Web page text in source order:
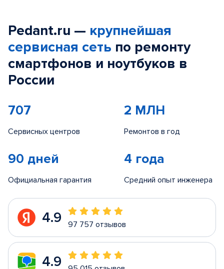
Pedant.ru — крупнейшая
сервисная сеть по ремонту
смартфонов и ноутбуков в
России
707
Сервисных центров
2 МЛН
Ремонтов в год
90 дней
Официальная гарантия
4 года
Средний опыт инженера
4.9 97 757 отзывов
4.9